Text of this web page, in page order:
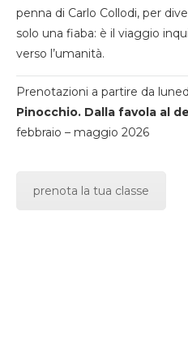
penna di Carlo Collodi, per
solo una fiaba: è il viaggio
verso l’umanità.
Prenotazioni a partire da
Pinocchio. Dalla favola al
febbraio – maggio 2026
prenota la tua classe